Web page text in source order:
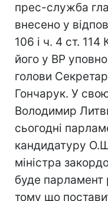
прес-служба
внесено у
106 і ч. 4 ст. 114
його у ВР
голови
Гончарук. У
Володимир
сьогодні
кандидатуру
міністра
буде парламент
тому що